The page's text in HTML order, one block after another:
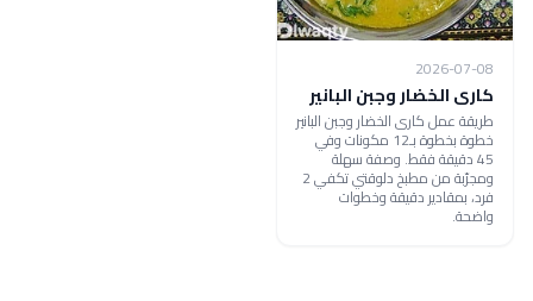
2026-07-08
كارى الخضار وجبن البانير
طريقة عمل كارى الخضار وجبن البانير
خطوة بخطوة بـ12 مكونات وفي
45 دقيقة فقط. وصفة سهلة
ومجرّبة من مطبخ دلوقتي تكفي 2
فرد، بمقادير دقيقة وخطوات
واضحة.